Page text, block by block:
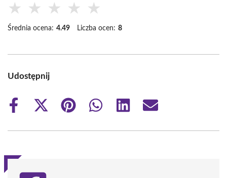
★ ★ ★ ★ ★
Średnia ocena: 4.49 Liczba ocen: 8
Udostępnij
Share
Share
(Twitter)
Share
Share
Share
Share